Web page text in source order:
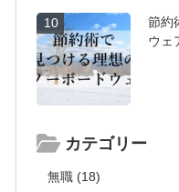
10
節約
ウェ
カテゴリー
無職 (18)